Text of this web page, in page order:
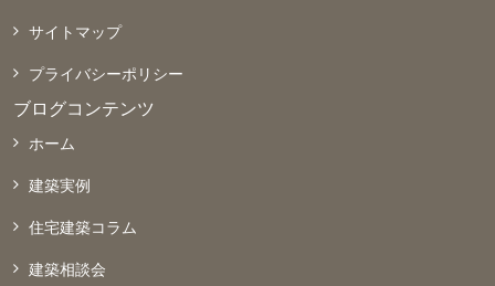
サイトマップ
プライバシーポリシー
ブログコンテンツ
ホーム
建築実例
住宅建築コラム
建築相談会